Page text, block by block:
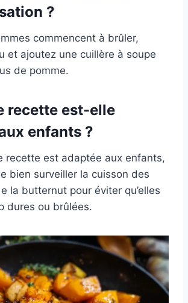
?
commencent à brûler,
et ajoutez une cuillère à soupe
de pomme.
recette est-elle
enfants ?
recette est adaptée aux enfants,
bien surveiller la cuisson des
la butternut pour éviter qu’elles
dures ou brûlées.